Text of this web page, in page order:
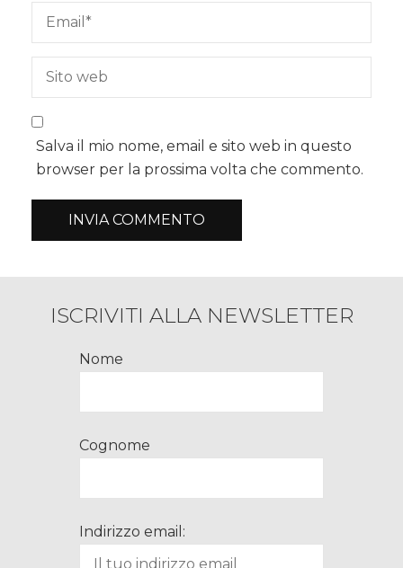
Salva il mio nome, email e sito web in questo
browser per la prossima volta che commento.
ISCRIVITI ALLA NEWSLETTER
Nome
Cognome
Indirizzo email: